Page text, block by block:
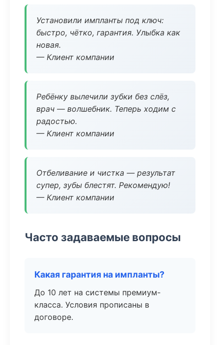
Установили импланты под ключ:
быстро, чётко, гарантия. Улыбка как
новая.
— Клиент компании
Ребёнку вылечили зубки без слёз,
врач — волшебник. Теперь ходим с
радостью.
— Клиент компании
Отбеливание и чистка — результат
супер, зубы блестят. Рекомендую!
— Клиент компании
Часто задаваемые вопросы
Какая гарантия на импланты?
До 10 лет на системы премиум-
класса. Условия прописаны в
договоре.